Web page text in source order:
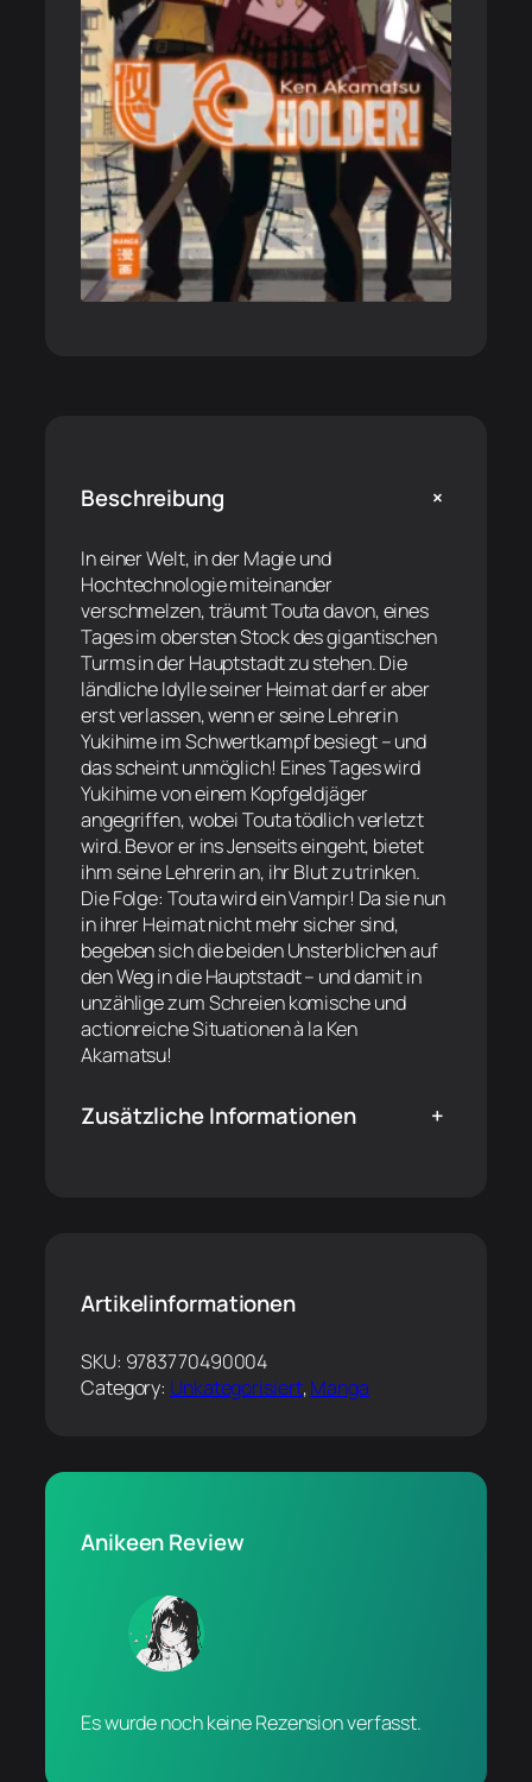
Beschreibung +
In einer Welt, in der Magie und
Hochtechnologie miteinander
verschmelzen, träumt Touta davon, eines
Tages im obersten Stock des gigantischen
Turms in der Hauptstadt zu stehen. Die
ländliche Idylle seiner Heimat darf er aber
erst verlassen, wenn er seine Lehrerin
Yukihime im Schwertkampf besiegt – und
das scheint unmöglich! Eines Tages wird
Yukihime von einem Kopfgeldjäger
angegriffen, wobei Touta tödlich verletzt
wird. Bevor er ins Jenseits eingeht, bietet
ihm seine Lehrerin an, ihr Blut zu trinken.
Die Folge: Touta wird ein Vampir! Da sie nun
in ihrer Heimat nicht mehr sicher sind,
begeben sich die beiden Unsterblichen auf
den Weg in die Hauptstadt – und damit in
unzählige zum Schreien komische und
actionreiche Situationen à la Ken
Akamatsu!
Zusätzliche Informationen +
Artikelinformationen
SKU: 9783770490004
Category: Unkategorisiert, Manga
Anikeen Review
Es wurde noch keine Rezension verfasst.